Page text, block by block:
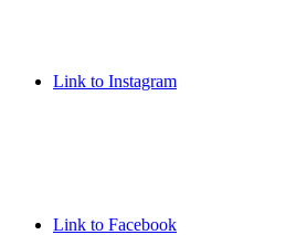
Link to Instagram
Link to Facebook